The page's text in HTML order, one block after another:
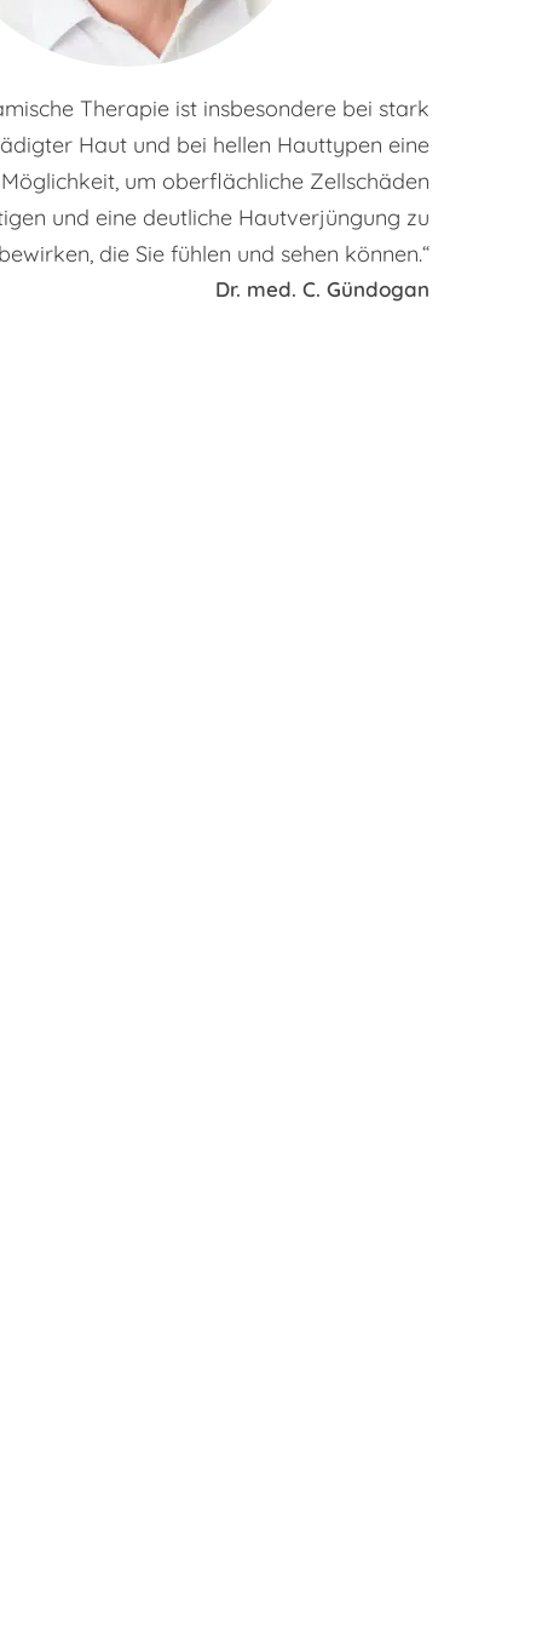
Therapie ist insbesondere bei stark
Haut und bei hellen Hauttypen eine
um oberflächliche Zellschäden
und eine deutliche Hautverjüngung zu
die Sie fühlen und sehen können.“
Dr. med. C. Gündogan